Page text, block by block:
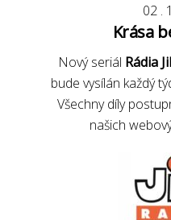
02 .
Krása
Nový seriál Rádia
bude vysílán každý
Všechny díly
našich